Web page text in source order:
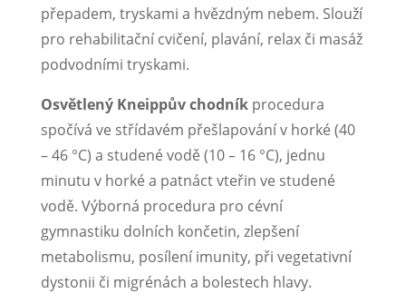
přepadem, tryskami a hvězdným nebem. Slouží
pro rehabilitační cvičení, plavání, relax či masáž
podvodními tryskami.
Osvětlený Kneippův chodník procedura
spočívá ve střídavém přešlapování v horké (40
– 46 °C) a studené vodě (10 – 16 °C), jednu
minutu v horké a patnáct vteřin ve studené
vodě. Výborná procedura pro cévní
gymnastiku dolních končetin, zlepšení
metabolismu, posílení imunity, při vegetativní
dystonii či migrénách a bolestech hlavy.